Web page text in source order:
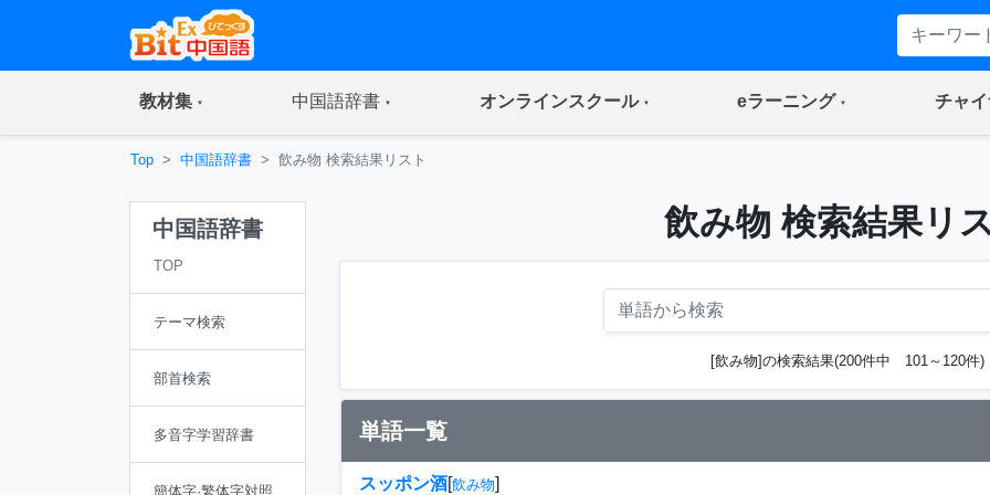
教材集(current) 中国語辞書(current) オンラインスクール(current) eラーニング(current) チャ
Top 中国語辞書 飲み物 検索結果リスト
中国語辞書
TOP
テーマ検索
部首検索
多音字学習辞書
簡体字·繁体字対照
飲み物 検索結果リ
[飲み物]の検索結果(200件中 101～120件)
単語一覧
スッポン酒[飲み物]